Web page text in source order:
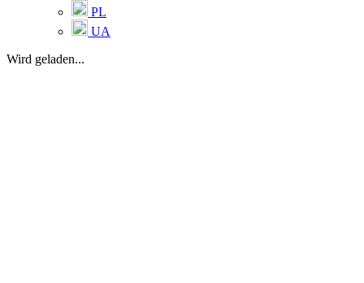
PL
UA
Wird geladen...